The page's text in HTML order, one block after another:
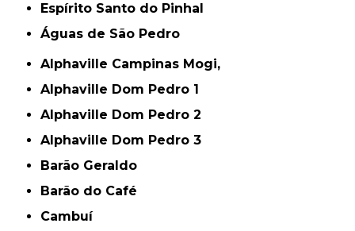
Espírito Santo do Pinhal
Águas de São Pedro
Alphaville Campinas Mogi,
Alphaville Dom Pedro 1
Alphaville Dom Pedro 2
Alphaville Dom Pedro 3
Barão Geraldo
Barão do Café
Cambuí